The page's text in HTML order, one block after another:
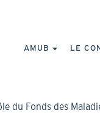
PRINCIPALE
AMUB LE
du Fonds des